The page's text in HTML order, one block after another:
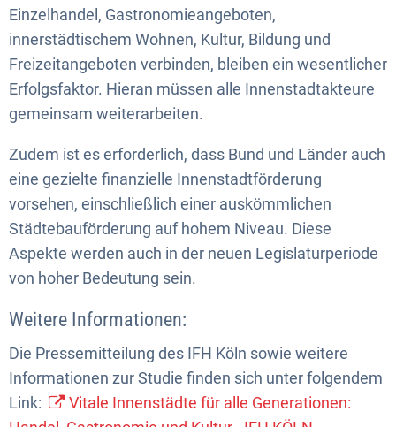
Einzelhandel, Gastronomieangeboten,
innerstädtischem Wohnen, Kultur, Bildung und
Freizeitangeboten verbinden, bleiben ein wesentlicher
Erfolgsfaktor. Hieran müssen alle Innenstadtakteure
gemeinsam weiterarbeiten.
Zudem ist es erforderlich, dass Bund und Länder auch
eine gezielte finanzielle Innenstadtförderung
vorsehen, einschließlich einer auskömmlichen
Städtebauförderung auf hohem Niveau. Diese
Aspekte werden auch in der neuen Legislaturperiode
von hoher Bedeutung sein.
Weitere Informationen:
Die Pressemitteilung des IFH Köln sowie weitere
Informationen zur Studie finden sich unter folgendem
Link:
Vitale Innenstädte für alle Generationen: